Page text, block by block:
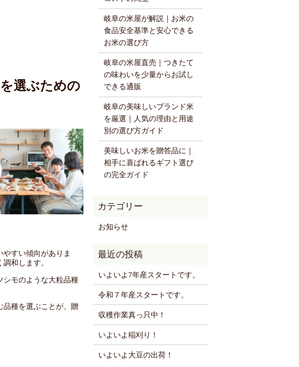
選ぶための
すい傾向がありま
和します。
シモのような大粒品種
品種を選ぶことが、贈
岐阜の米屋が解説｜お米の
食品安全基準と安心できる
お米の選び方
岐阜の米屋直売｜つきたて
の味わいを少量からお試し
できる通販
岐阜の美味しいブランド米
を厳選｜人気の理由と用途
別の選び方ガイド
美味しいお米を贈答品に｜
相手に喜ばれるギフト選び
の完全ガイド
お知らせ
いよいよ7年産スタートです。
令和７年産スタートです。
収穫作業真っ只中！
いよいよ稲刈り！
いよいよ大豆の出荷！